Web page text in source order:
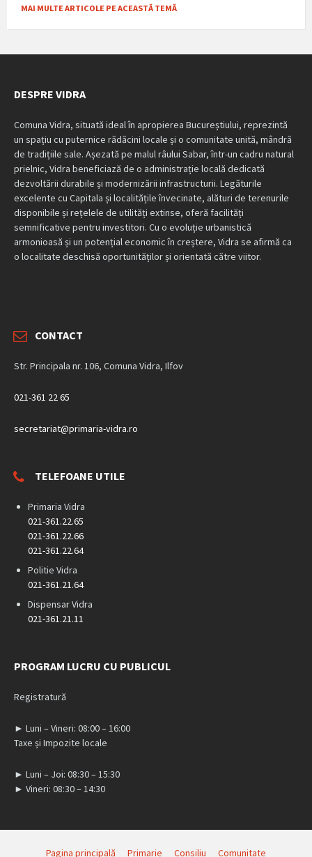
MAI MULTE ARTICOLE PE ACEASTĂ TEMĂ
DESPRE VIDRA
Comuna Vidra, situată ideal în apropierea Bucureștiului, reprezintă
un spațiu cu puternice rădăcini locale și o comunitate unită, mândră
de tradițiile sale. Așezată pe malul râului Sabar, într-un cadru natural
prielnic, Vidra beneficiază de o administrație locală dedicată
dezvoltării durabile și modernizării infrastructurii. Legăturile
excelente cu Capitala și localitățile învecinate, alături de terenurile
disponibile și rețelele de utilități extinse, oferă facilități
semnificative pentru investitori. Cu o evoluție urbanistică
armonioasă și un potențial economic în creștere, Vidra se afirmă ca
o localitate deschisă oportunităților și orientată către viitor.
CONTACT
Str. Principala nr. 106, Comuna Vidra, Ilfov
021-361 22 65
secretariat@primaria-vidra.ro
TELEFOANE UTILE
Primaria Vidra
021-361.22.65
021-361.22.66
021-361.22.64
Politie Vidra
021-361.21.64
Dispensar Vidra
021-361.21.11
PROGRAM LUCRU CU PUBLICUL
Registratură
► Luni – Vineri: 08:00 – 16:00
Taxe și Impozite locale
► Luni – Joi: 08:30 – 15:30
► Vineri: 08:30 – 14:30
Pagina principală Primarie Consiliu Comunitate